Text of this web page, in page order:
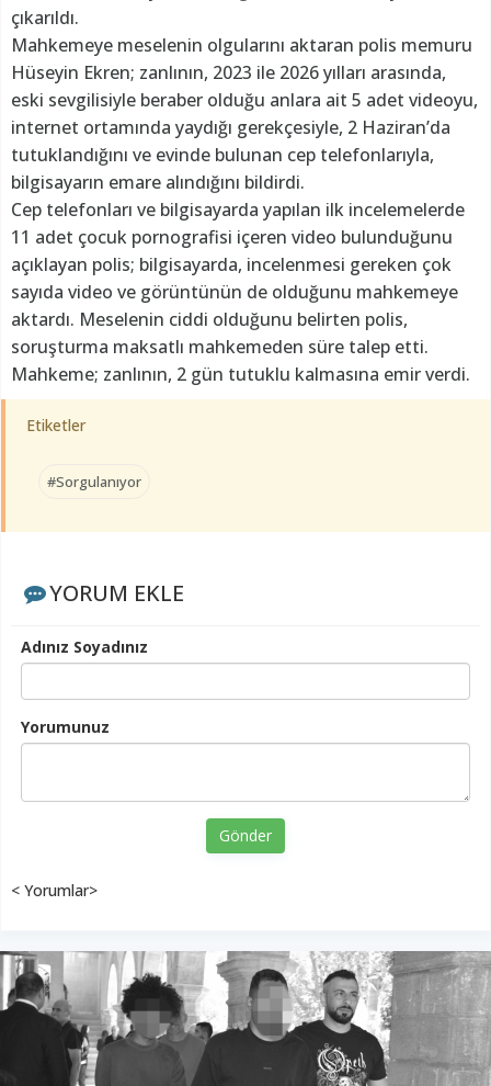
çıkarıldı.
Mahkemeye meselenin olgularını aktaran polis memuru
Hüseyin Ekren; zanlının, 2023 ile 2026 yılları arasında,
eski sevgilisiyle beraber olduğu anlara ait 5 adet videoyu,
internet ortamında yaydığı gerekçesiyle, 2 Haziran’da
tutuklandığını ve evinde bulunan cep telefonlarıyla,
bilgisayarın emare alındığını bildirdi.
Cep telefonları ve bilgisayarda yapılan ilk incelemelerde
11 adet çocuk pornografisi içeren video bulunduğunu
açıklayan polis; bilgisayarda, incelenmesi gereken çok
sayıda video ve görüntünün de olduğunu mahkemeye
aktardı. Meselenin ciddi olduğunu belirten polis,
soruşturma maksatlı mahkemeden süre talep etti.
Mahkeme; zanlının, 2 gün tutuklu kalmasına emir verdi.
Etiketler
#Sorgulanıyor
YORUM EKLE
Adınız Soyadınız
Yorumunuz
Gönder
< Yorumlar>